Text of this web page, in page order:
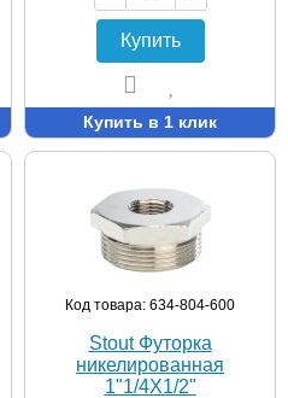
Купить
Купить в 1 клик
Код товара: 634-804-600
Stout Футорка
никелированная
1"1/4X1/2"